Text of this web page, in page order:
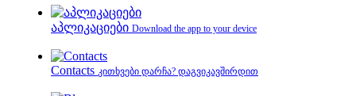
აპლიკაციები Download the app to your device
Contacts კითხვები დარჩა? დაგვიკავშირდით